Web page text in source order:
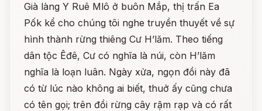
Già làng Y Ruê Mlô ở buôn Mắp, thị trấn Ea
Pốk kể cho chúng tôi nghe truyền thuyết về sự
hình thành rừng thiêng Cư H’lăm. Theo tiếng
dân tộc Êđê, Cư có nghĩa là núi, còn H’lăm
nghĩa là loạn luân. Ngày xửa, ngọn đồi này đã
có từ lúc nào không ai biết, thuở ấy cũng chưa
có tên gọi; trên đồi rừng cây rậm rạp và có rất